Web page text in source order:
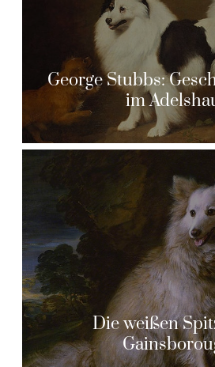
George Stubbs:
im
Die weißen